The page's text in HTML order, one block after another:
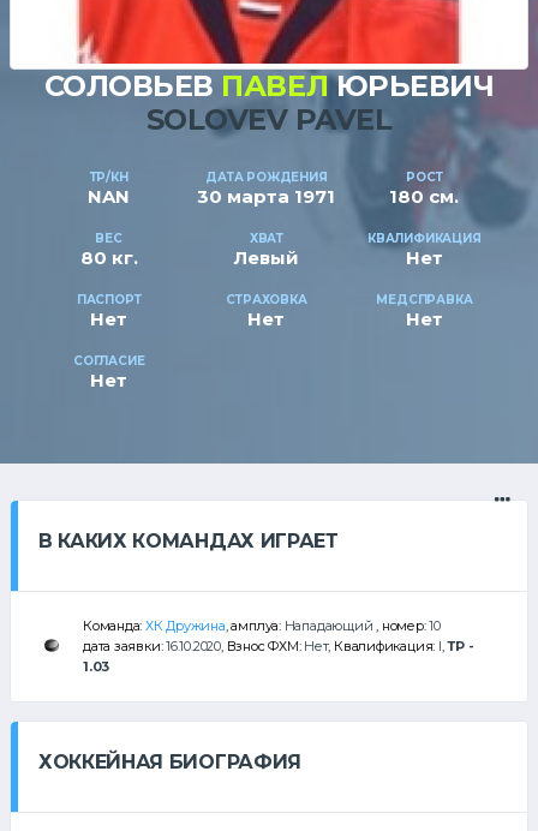
СОЛОВЬЕВ ПАВЕЛЮРЬЕВИЧ
SOLOVEV PAVEL
ТР/КН
NAN
ДАТА РОЖДЕНИЯ
30 марта 1971
РОСТ
180 см.
ВЕС
80 кг.
ХВАТ
Левый
КВАЛИФИКАЦИЯ
Нет
ПАСПОРТ
Нет
СТРАХОВКА
Нет
МЕДСПРАВКА
Нет
СОГЛАСИЕ
Нет
В КАКИХ КОМАНДАХ ИГРАЕТ
Команда:ХК Дружина, амплуа: Нападающий , номер:10
дата заявки:16.10.2020, Взнос ФХМ: Нет, Квалификация: I,ТР -
1.03
ХОККЕЙНАЯ БИОГРАФИЯ